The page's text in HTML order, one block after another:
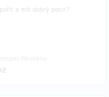
a mít dobrý pocit?